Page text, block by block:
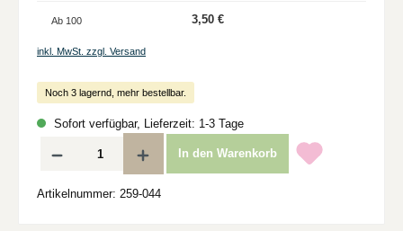
Ab 100 3,50 €
inkl. MwSt. zzgl. Versand
Noch 3 lagernd, mehr bestellbar.
Sofort verfügbar, Lieferzeit: 1-3 Tage
Produkt Anzahl: Gib den gewünschten Wert ein oder benutze die Schaltflächen
In den Warenkorb
Artikelnummer: 259-044